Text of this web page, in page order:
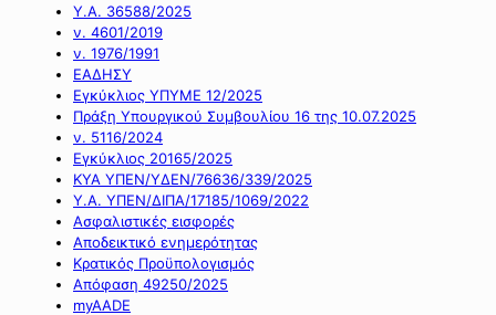
Υ.Α. 36588/2025
ν. 4601/2019
ν. 1976/1991
ΕΑΔΗΣΥ
Εγκύκλιος ΥΠΥΜΕ 12/2025
Πράξη Υπουργικού Συμβουλίου 16 της 10.07.2025
ν. 5116/2024
Εγκύκλιος 20165/2025
ΚΥΑ ΥΠΕΝ/ΥΔΕΝ/76636/339/2025
Υ.Α. ΥΠΕΝ/ΔΙΠΑ/17185/1069/2022
Ασφαλιστικές εισφορές
Αποδεικτικό ενημερότητας
Κρατικός Προϋπολογισμός
Απόφαση 49250/2025
myAADE